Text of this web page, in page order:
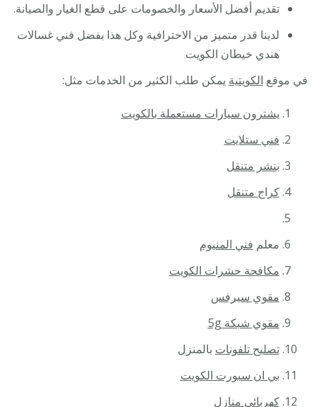
تقديم أفضل الأسعار والخصومات على قطع الغيار والصيانة.
لدينا قدر متميز من الاحترافية وكل هذا بفضل فني غسالات
هندي خيطان الكويت
في موقع الكويتية يمكن طلب الكثير من الخدمات مثل:
يشترون سيارات مستعملة بالكويت
فني ستلايت
بنشر متنقل
كراج متنقل
معلم فني المنيوم
مكافحة حشرات الكويت
مقوي سيرفس
مقوي شبكة 5g
تصليح تلفونات بالمنزل
بي ان سبورت الكويت
كهربائي منازل